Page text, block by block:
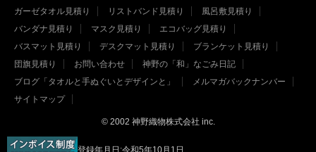
ガーゼタオル見積り
リストバンド見積り
風呂敷見積り
バンダナ見積り
マスク見積り
エコバッグ見積り
バスマット見積り
デスクマット見積り
ブランケット見積り
団旗見積り
お問い合わせ
神野の「和」なごみ日記
ブログ「タオルと手ぬぐいとデザインと」
メルマガバックナンバー
サイトマップ
© 2002 神野織物株式会社 inc.
登録年月日:令和5年10月1日